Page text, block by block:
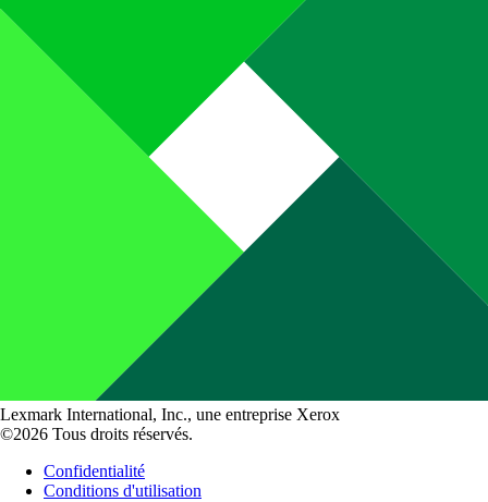
Lexmark International, Inc., une entreprise Xerox
©2026 Tous droits réservés.
Confidentialité
Conditions d'utilisation